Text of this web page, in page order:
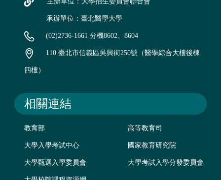
承辦單位：臺北醫學大學
(02)2736-1661 分機8602、8604
110 臺北市信義區吳興街250號（醫學綜合大樓後棟
四樓）
相關連結
教育部 高等教育司
大學入學考試中心 國家教育研究院
大學甄選入學委員會 大學考試入學分發委員會